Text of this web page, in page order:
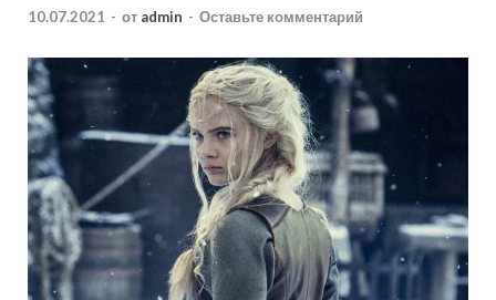
10.07.2021 - от admin - Оставьте комментарий